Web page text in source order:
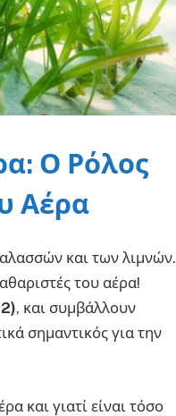
Ο Ρόλος
Αέρα
και των λιμνών.
του αέρα!
, και συμβάλλουν
σημαντικός για την
και γιατί είναι τόσο